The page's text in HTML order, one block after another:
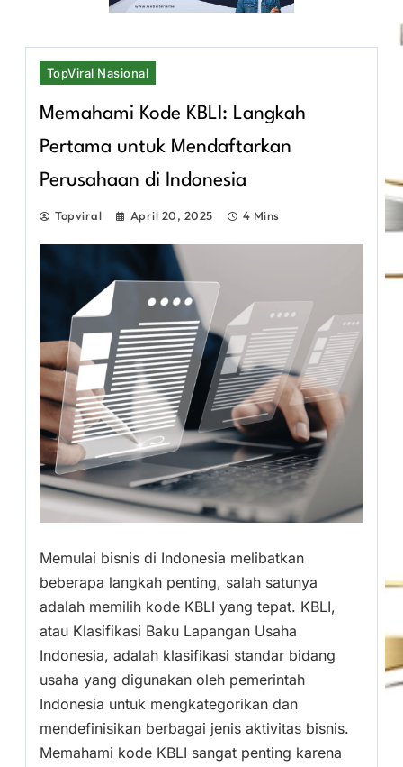
TopViral Nasional
Memahami Kode KBLI: Langkah
Pertama untuk Mendaftarkan
Perusahaan di Indonesia
Topviral April 20, 2025 4 Mins
Memulai bisnis di Indonesia melibatkan
beberapa langkah penting, salah satunya
adalah memilih kode KBLI yang tepat. KBLI,
atau Klasifikasi Baku Lapangan Usaha
Indonesia, adalah klasifikasi standar bidang
usaha yang digunakan oleh pemerintah
Indonesia untuk mengkategorikan dan
mendefinisikan berbagai jenis aktivitas bisnis.
Memahami kode KBLI sangat penting karena